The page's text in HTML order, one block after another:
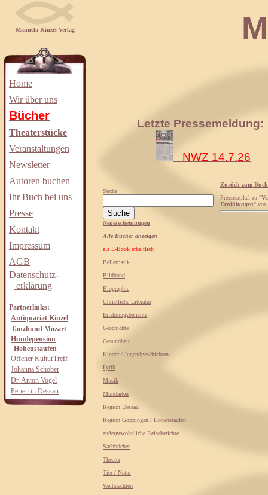
Manuela Kinzel Verlag
Home
Wir über uns
Bücher
Theaterstücke
Veranstaltungen
Newsletter
Autoren buchen
Ihr Buch bei uns
Presse
Kontakt
Impressum
AGB
Datenschutz-
erklärung
Partnerlinks:
Antiquariat Kinzel
Tanzhund Mozart
Hundepension
Hohenstaufen
Offener KulturTreff
Johanna Schober
Dr. Anton Vogel
Ferien in Dessau
Letzte Pressemeldung:
NWZ 14.7.26
Suche:
Neuerscheinungen
Alle Bücher anzeigen
als E-Book erhältlich
Belletristik
Bildband
Biographie
Christliche Literatur
Erfahrungsberichte
Geschichte
Gesundheit
Kinder / Jugendgeschichten
Lyrik
Musik
Mundarten
Region Dessau
Region Göppingen / Hohenstaufen
außergewöhnliche Reiseberichte
Sachbücher
Theater
Tier / Natur
Weihnachten
Zurück zum Buch
Presseartikel zu "
Erzählungen" von